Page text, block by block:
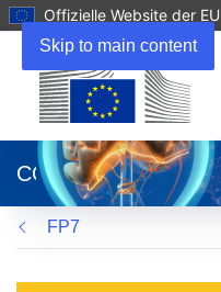
Skip to main content
Offizielle Website der EU
neuem
Fenster)
CORDIS
FP7